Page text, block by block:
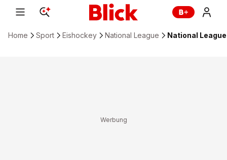
Home Sport Eishockey National League National